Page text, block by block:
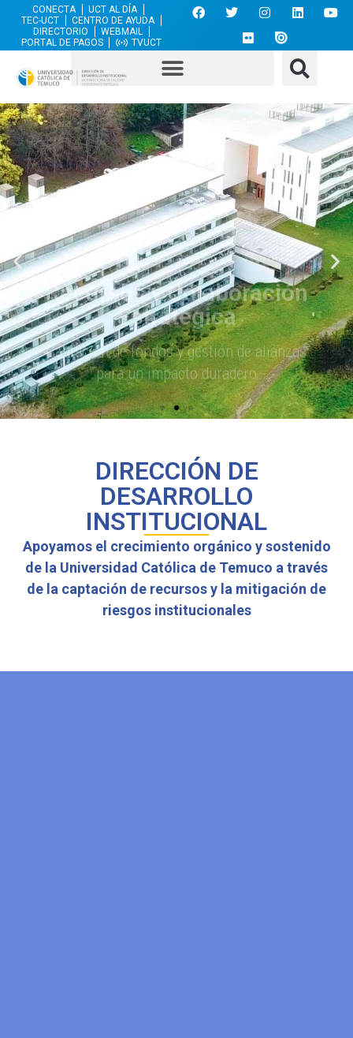
CONECTA
UCT AL DÍA
TEC-UCT
CENTRO DE AYUDA
DIRECTORIO
WEBMAIL
PORTAL DE PAGOS
TVUCT
Recursos y Colaboración
Estratégica
Captación de fondos y gestión de alianzas
para un impacto duradero
DIRECCIÓN DE
DESARROLLO
INSTITUCIONAL
Apoyamos el crecimiento orgánico y sostenido
de la Universidad Católica de Temuco a través
de la captación de recursos y la mitigación de
riesgos institucionales